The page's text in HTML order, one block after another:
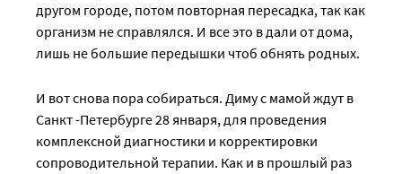
другом городе, потом повторная пересадка, так как
организм не справлялся. И все это в дали от дома,
лишь не большие передышки чтоб обнять родных.
И вот снова пора собираться. Диму с мамой ждут в
Санкт -Петербурге 28 января, для проведения
комплексной диагностики и корректировки
сопроводительной терапии. Как и в прошлый раз